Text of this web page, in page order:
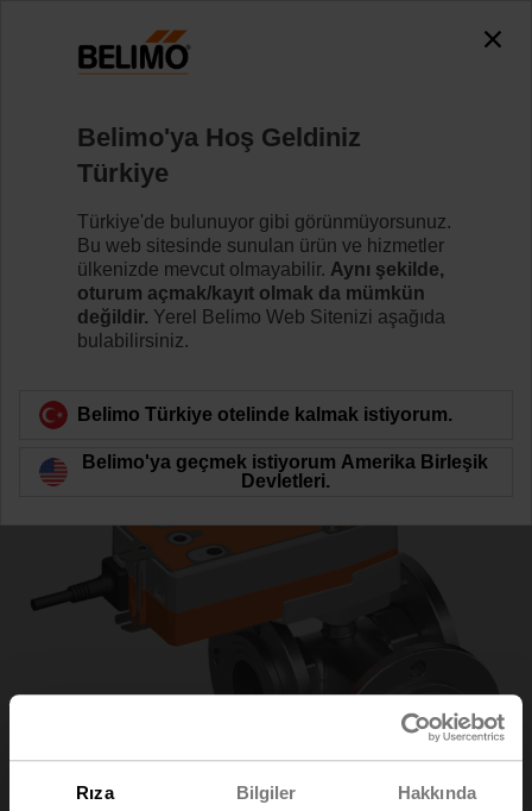
Rıza Bilgiler Hakkında
R7050R-B3/NRF24A
Daha fazla bilgi
Belimo'ya Hoş Geldiniz
Türkiye
Türkiye'de bulunuyor gibi görünmüyorsunuz.
Bu web sitesinde sunulan ürün ve hizmetler
ülkenizde mevcut olmayabilir. Aynı şekilde,
oturum açmak/kayıt olmak da mümkün
değildir. Yerel Belimo Web Sitenizi aşağıda
bulabilirsiniz.
Belimo Türkiye otelinde kalmak istiyorum.
Belimo'ya geçmek istiyorum Amerika Birleşik
Devletleri.